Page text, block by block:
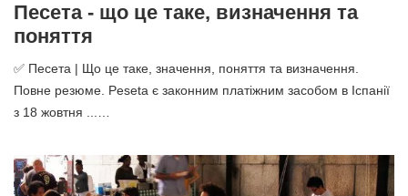
Песета - що це таке, визначення та
поняття
✅ Песета | Що це таке, значення, поняття та визначення.
Повне резюме. Peseta є законним платіжним засобом в Іспанії
з 18 жовтня ...…